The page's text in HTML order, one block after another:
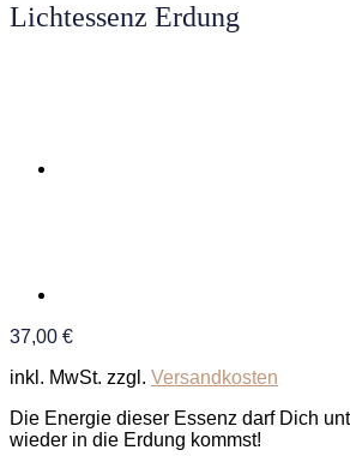
Lichtessenz Erdung
37,00 €
inkl. MwSt. zzgl. Versandkosten
Die Energie dieser Essenz darf Dich
wieder in die Erdung kommst!